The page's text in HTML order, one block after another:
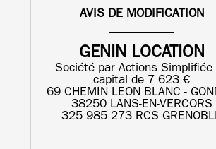
AVIS DE MODIFICATION
GENIN LOCATION
Société par Actions Simplifiée
capital de 7 623 €
69 CHEMIN LEON BLANC -
38250 LANS-EN-VERCORS
325 985 273 RCS